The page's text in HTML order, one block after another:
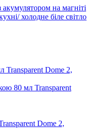
на магніті
холодне біле світло
Dome 2,